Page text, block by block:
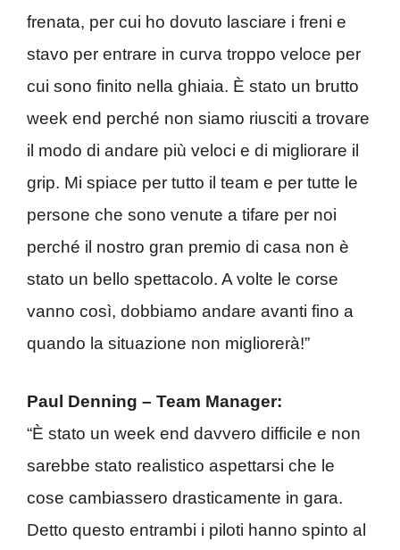
frenata, per cui ho dovuto lasciare i freni e
stavo per entrare in curva troppo veloce per
cui sono finito nella ghiaia. È stato un brutto
week end perché non siamo riusciti a trovare
il modo di andare più veloci e di migliorare il
grip. Mi spiace per tutto il team e per tutte le
persone che sono venute a tifare per noi
perché il nostro gran premio di casa non è
stato un bello spettacolo. A volte le corse
vanno così, dobbiamo andare avanti fino a
quando la situazione non migliorerà!”
Paul Denning – Team Manager:
“È stato un week end davvero difficile e non
sarebbe stato realistico aspettarsi che le
cose cambiassero drasticamente in gara.
Detto questo entrambi i piloti hanno spinto al